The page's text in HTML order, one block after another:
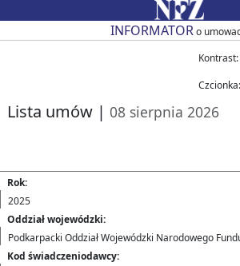
Przejdź do strony głównejINFORMATORo
Kontrast:
Czcionka:
Lista umów | 08 sierpnia 2026
Rok:
2025
Oddział wojewódzki:
Podkarpacki Oddział Wojewódzki Narodowego
Kod świadczeniodawcy: